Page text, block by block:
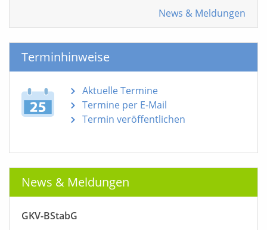
News & Meldungen
Terminhinweise
Aktuelle Termine
Termine per E-Mail
Termin veröffentlichen
News & Meldungen
GKV-BStabG